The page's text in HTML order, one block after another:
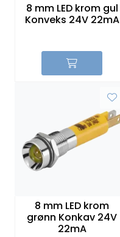
8 mm LED krom gul
Konveks 24V 22mA
8 mm LED krom
grønn Konkav 24V
22mA